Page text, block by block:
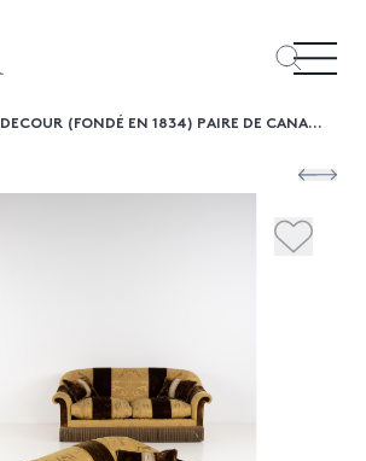
MAISON DECOUR (FONDÉ EN 1834) PAIRE DE CANAPÉ À DEUX PLACES GARNIS DE TISSUS EN SOIE MARRON ALTERNÉ D'UNE COTONNADE À BRODERIE D'IND...